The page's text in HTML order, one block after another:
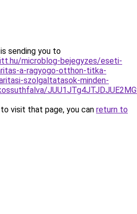
sending you to
microblog-bejegyzes/eseti-
a-ragyogo-otthon-titka-
szolgaltatasok-minden-
visit that page, you can return to